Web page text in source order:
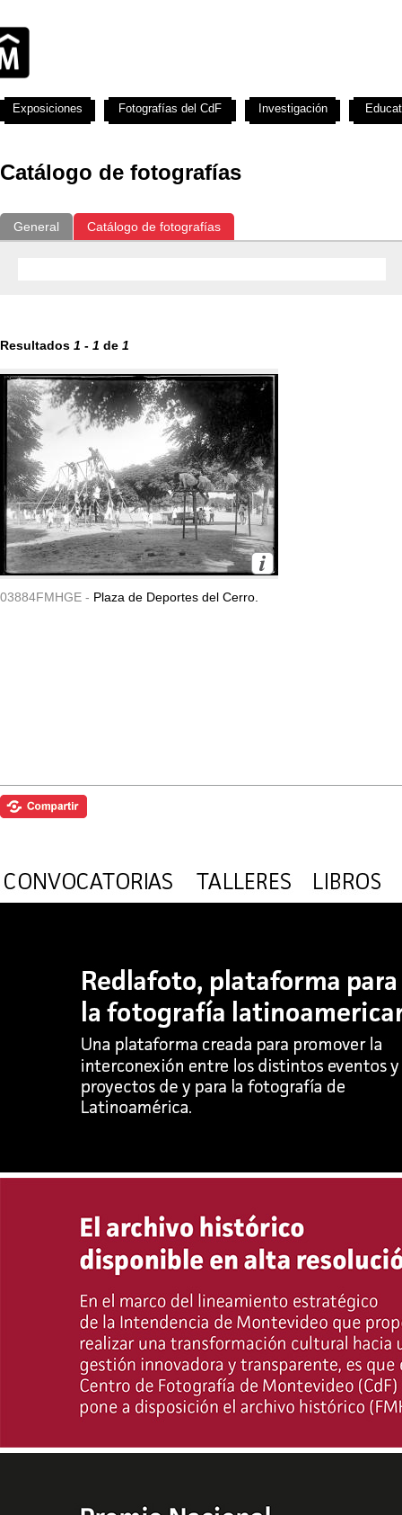
Catálogo de fotografías
General Catálogo de fotografías
Resultados 1 - 1 de 1
03884FMHGE - Plaza de Deportes del Cerro.
Exposiciones Fotografías del CdF Investigación